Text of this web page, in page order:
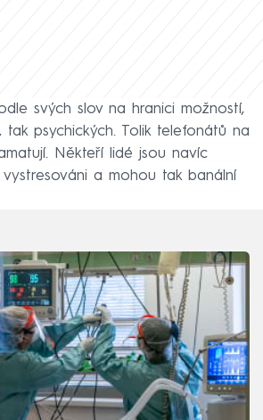
svých slov na hranici možností,
psychických. Tolik telefonátů na
Někteří lidé jsou navíc
a mohou tak banální